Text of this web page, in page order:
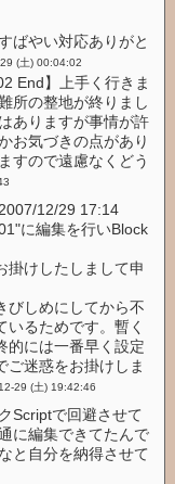
ばやい対応ありがと
(土) 00:04:02
End】上手く行きま
所の整地が終りまし
ありますが事情が許
お気づきの点があり
すので遠慮なくどう
12/29 17:14
に編集を行いBlock
掛けしたしまして申
びしめにしてから不
るためです。暫く
的には一番早く設定
ご迷惑をお掛けしま
29 (土) 19:42:46
Scriptで回避させて
に編集できてたんで
と自分を納得させて